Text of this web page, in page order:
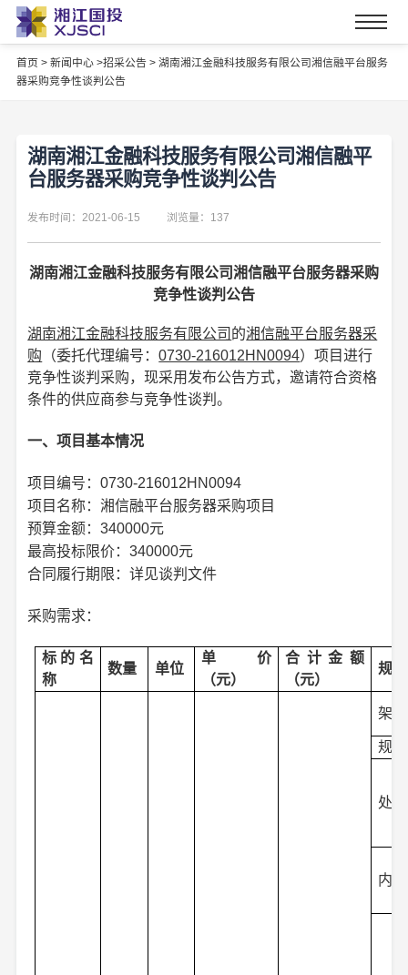
首页 > 新闻中心 >招采公告 > 湖南湘江金融科技服务有限公司湘信融平台服务
器采购竞争性谈判公告
湖南湘江金融科技服务有限公司湘信融平
台服务器采购竞争性谈判公告
发布时间：2021-06-15 浏览量：137
湖南湘江金融科技服务有限公司湘信融平台服务器采购
竞争性谈判公告
湖南湘江金融科技服务有限公司 的湘信融平台服务器采
购 （委托代理编号：0730-216012HN0094）项目进行
竞争性谈判采购，现采用发布公告方式，邀请符合资格
条件的供应商参与竞争性谈判。
一、项目基本情况
项目编号：0730-216012HN0094
项目名称：湘信融平台服务器采购项目
预算金额：340000元
最高投标限价：340000元
合同履行期限：详见谈判文件
采购需求：
标的名
称
数量 单位
单价
（元）
合计金额
（元）
规
架构
规格
处
内存